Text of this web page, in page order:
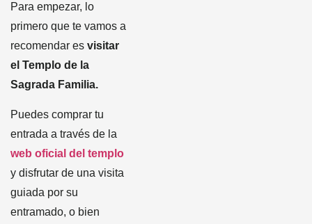
Para empezar, lo
primero que te vamos a
recomendar es visitar
el Templo de la
Sagrada Familia.
Puedes comprar tu
entrada a través de la
web oficial del templo
y disfrutar de una visita
guiada por su
entramado, o bien